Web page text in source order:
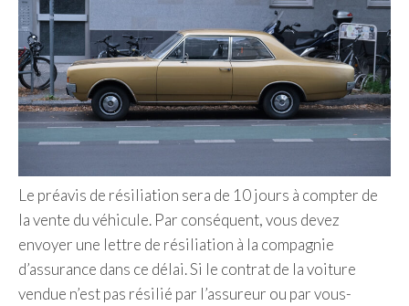
Le préavis de résiliation sera de 10 jours à compter de
la vente du véhicule. Par conséquent, vous devez
envoyer une lettre de résiliation à la compagnie
d’assurance dans ce délai. Si le contrat de la voiture
vendue n’est pas résilié par l’assureur ou par vous-